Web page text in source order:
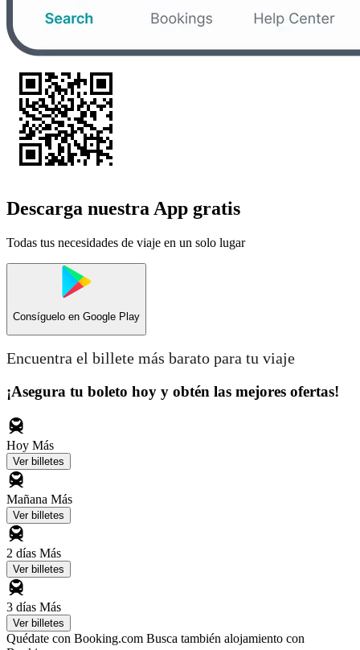
Descarga nuestra App gratis
Todas tus necesidades de viaje en un solo lugar
Consíguelo en Google Play
Encuentra el billete más barato para tu viaje
¡Asegura tu boleto hoy y obtén las mejores ofertas!
Hoy Más
Ver billetes
Mañana Más
Ver billetes
2 días Más
Ver billetes
3 días Más
Ver billetes
Quédate con Booking.com Busca también alojamiento con